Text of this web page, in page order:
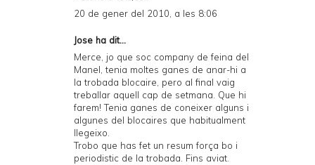
20 de gener del 2010, a les 8:06
Jose ha dit...
Merce, jo que soc company de feina del
Manel, tenia moltes ganes de anar-hi a
la trobada blocaire, pero al final vaig
treballar aquell cap de setmana. Que hi
farem! Tenia ganes de coneixer alguns i
algunes del blocaires que habitualment
llegeixo.
Trobo que has fet un resum força bo i
periodistic de la trobada. Fins aviat.